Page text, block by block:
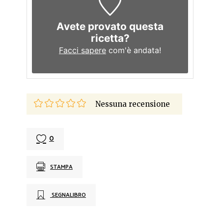
Avete provato questa
ricetta?
Facci sapere com'è andata!
Nessuna recensione
0
STAMPA
SEGNALIBRO